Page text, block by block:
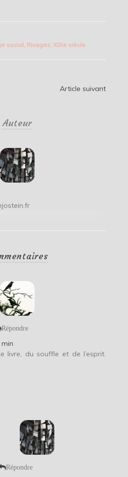
social, Rivages XIXe siècle
Article suivant
Auteur
Répondre
livre, du souffle et de l’esprit.
Répondre